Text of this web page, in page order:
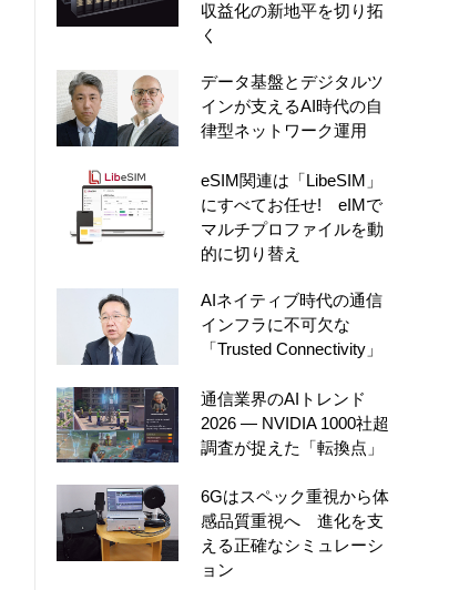
収益化の新地平を切り拓
く
データ基盤とデジタルツ
インが支えるAI時代の自
律型ネットワーク運用
eSIM関連は「LibeSIM」
にすべてお任せ! eIMで
マルチプロファイルを動
的に切り替え
AIネイティブ時代の通信
インフラに不可欠な
「Trusted Connectivity」
通信業界のAIトレンド
2026 ― NVIDIA 1000社超
調査が捉えた「転換点」
6Gはスペック重視から体
感品質重視へ 進化を支
える正確なシミュレーシ
ョン